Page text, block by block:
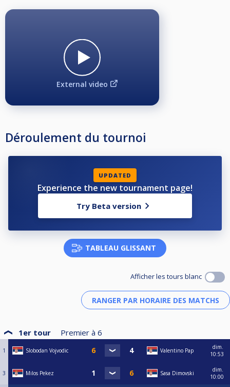
External video
Déroulement du tournoi
UPDATED
Experience the new tournament page!
Try Beta version
TABLEAU GLISSANT
Afficher les tours blanc
1er tour Premier à 6
1 Slobodan Vojvodic Valentino Pap
dim.
10:53
3 Milos Pekez Sasa Dimovski
dim.
10:00